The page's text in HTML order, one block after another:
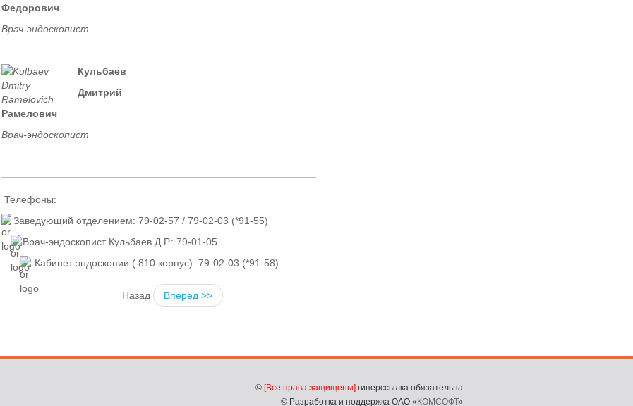
Федорович
Врач-эндоскопист
Кульбаев
Дмитрий
Рамелович
Врач-эндоскопист
Телефоны:
Заведующий отделением: 79-02-57 / 79-02-03 (*91-55)
Врач-эндоскопист Кульбаев Д.Р.: 79-01-05
Кабинет эндоскопии ( 810 корпус): 79-02-03 (*91-58)
Назад Вперёд >>
© [Все права защищены] гиперссылка обязательна
© Разработка и поддержка ОАО « КОМСОФТ»